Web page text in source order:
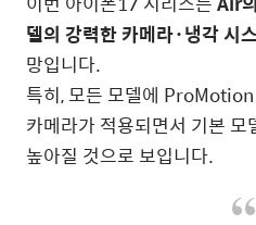
델의 강력한 카메라·냉각 시
망입니다.
특히, 모든 모델에
카메라가 적용되면서 기본
높아질 것으로 보입니다.